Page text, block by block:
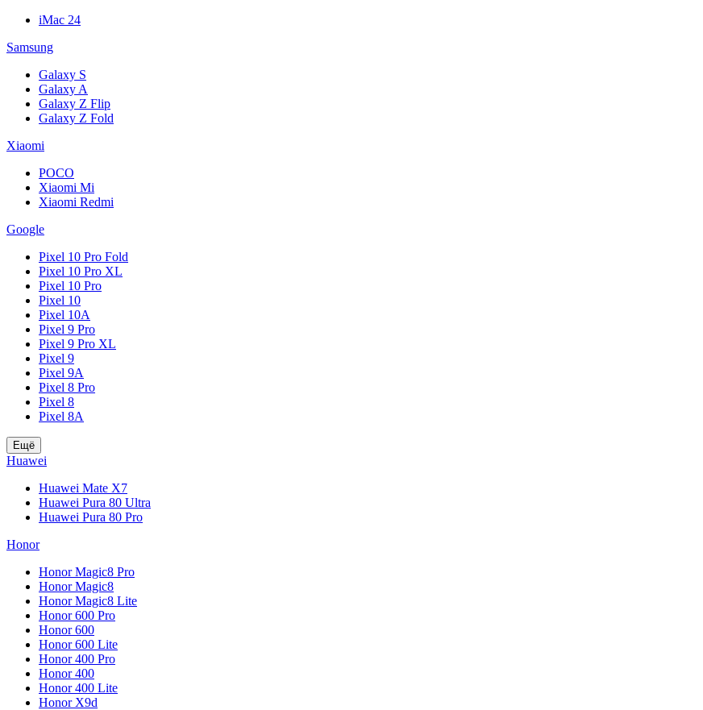
iMac 24
Samsung
Galaxy S
Galaxy A
Galaxy Z Flip
Galaxy Z Fold
Xiaomi
POCO
Xiaomi Mi
Xiaomi Redmi
Google
Pixel 10 Pro Fold
Pixel 10 Pro XL
Pixel 10 Pro
Pixel 10
Pixel 10A
Pixel 9 Pro
Pixel 9 Pro XL
Pixel 9
Pixel 9A
Pixel 8 Pro
Pixel 8
Pixel 8A
Ещё
Huawei
Huawei Mate X7
Huawei Pura 80 Ultra
Huawei Pura 80 Pro
Honor
Honor Magic8 Pro
Honor Magic8
Honor Magic8 Lite
Honor 600 Pro
Honor 600
Honor 600 Lite
Honor 400 Pro
Honor 400
Honor 400 Lite
Honor X9d